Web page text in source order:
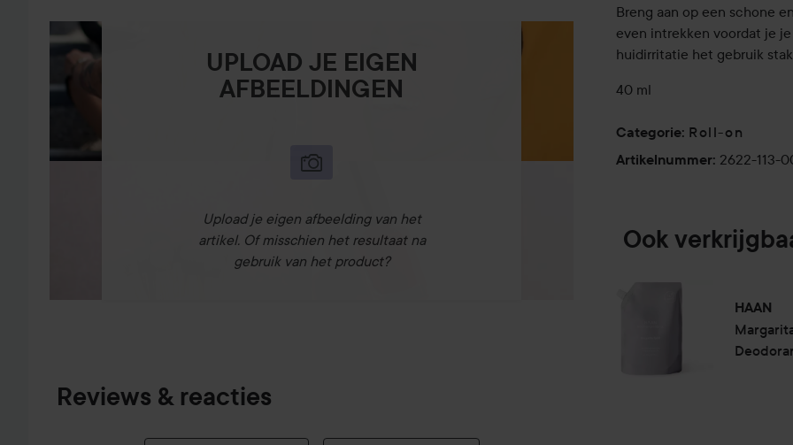
UPLOAD JE EIGEN
AFBEELDINGEN
Upload je eigen afbeelding van het
artikel. Of misschien het resultaat na
gebruik van het product?
Reviews & reacties
Breng aan op een schone
even intrekken voordat je
huidirritatie het gebruik
40 ml
Categorie: Roll-on
Artikelnummer: 2622-113-
Ook
HAAN